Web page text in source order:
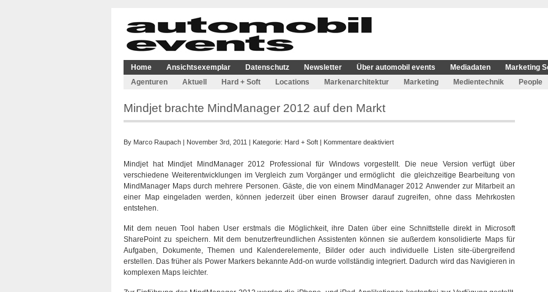
Home Ansichtsexemplar Datenschutz Newsletter Über automobil events Mediadaten
Marketing
Agenturen
Aktuell Hard + Soft Locations Markenarchitektur Marketing Medientechnik People
Mindjet brachte MindManager 2012 auf den Markt
By Marco Raupach | November 3rd, 2011 | Kategorie: Hard + Soft | Kommentare deaktiviertfür
brachte
MindManager
2012
auf
Mindjet hat Mindjet MindManager 2012 Professional für Windows vorgestellt. Die neue Version verfügt über
verschiedene Weiterentwicklungen im Vergleich zum Vorgänger und ermöglicht die gleichzeitige Bearbeitung von
MindManager Maps durch mehrere Personen. Gäste, die von einem MindManager 2012 Anwender zur Mitarbeit an
einer Map eingeladen werden, können jederzeit über einen Browser darauf zugreifen, ohne dass Mehrkosten
entstehen.
Mit dem neuen Tool haben User erstmals die Möglichkeit, ihre Daten über eine Schnittstelle direkt in Microsoft
SharePoint zu speichern. Mit dem benutzerfreundlichen Assistenten können sie außerdem konsolidierte Maps für
Aufgaben, Dokumente, Themen und Kalenderelemente, Bilder oder auch individuelle Listen site-übergreifend
erstellen. Das früher als Power Markers bekannte Add-on wurde vollständig integriert. Dadurch wird das Navigieren in
komplexen Maps leichter.